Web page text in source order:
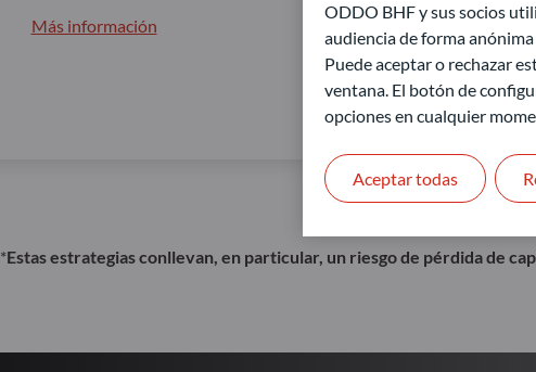
Más información
*Estas estrategias conllevan, en particular, un riesgo de pérdida de
ODDO BHF y sus socios
audiencia de forma
Puede aceptar o rechazar
ventana. El botón de
opciones en cualquier
Aceptar todas